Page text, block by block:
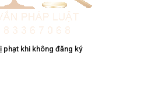
phạt khi không đăng ký